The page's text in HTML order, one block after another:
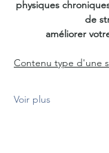
physiques
de
améliorer
Contenu type d'une
Voir plus